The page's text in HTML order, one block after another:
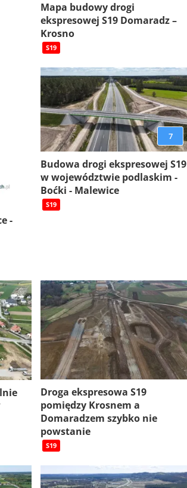
Mapa budowy drogi
ekspresowej S19 Domaradz –
Krosno
S19
-
7
Budowa drogi ekspresowej S19
w województwie podlaskim -
Boćki - Malewice
S19
Droga ekspresowa S19
pomiędzy Krosnem a
Domaradzem szybko nie
powstanie
S19